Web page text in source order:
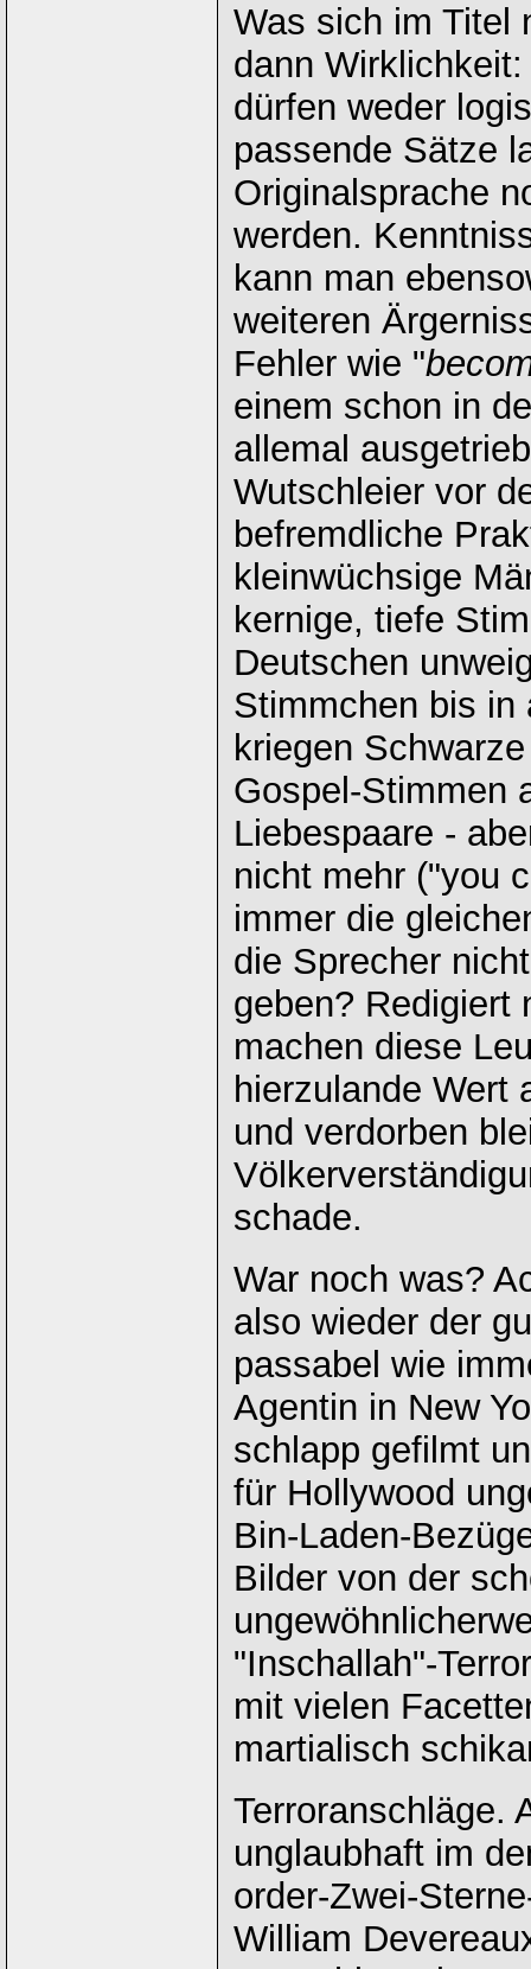
Was sich im Titel
dann
dürfen weder
passende Sätze
Originalsprache
werden.
kann man
weiteren
Fehler wie "
einem schon in
allemal
Wutschleier vor
befremdliche
kleinwüchsige
kernige, tiefe
Deutschen
Stimmchen bis in
kriegen
Gospel-Stimmen
Liebespaare -
nicht mehr ("you
immer die
die Sprecher
geben? Redigiert
machen diese
hierzulande Wert
und verdorben
schade.
War noch was?
also wieder der
passabel wie
Agentin in New
schlapp gefilmt
für Hollywood
Bin-Laden-
Bilder von der
"Inschallah"-
mit vielen
martialisch
Terroranschläge.
unglaubhaft im
order-Zwei-
William